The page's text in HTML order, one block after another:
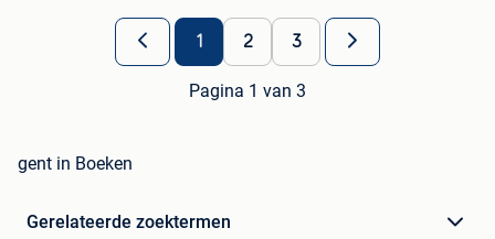
1 2 3
Pagina 1 van 3
gent in Boeken
Gerelateerde zoektermen